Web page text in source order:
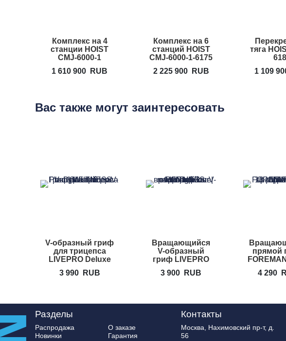
Комплекс на 4
станции HOIST
CMJ-6000-1
1 610 900
RUB
Комплекс на 6
станций HOIST
CMJ-6000-1-6175
2 225 900
RUB
тяга
1 109
Вас также могут заинтересовать
V-образный гриф
для трицепса
LIVEPRO Deluxe
3 990 RUB
Вращающийся
V-образный
гриф LIVEPRO
V-bar
3 900 RUB
прямой
4 290
Разделы Контакты
Распродажа
Новинки
О заказе
Гарантия
Москва, Нахимовский пр-т, д.
56